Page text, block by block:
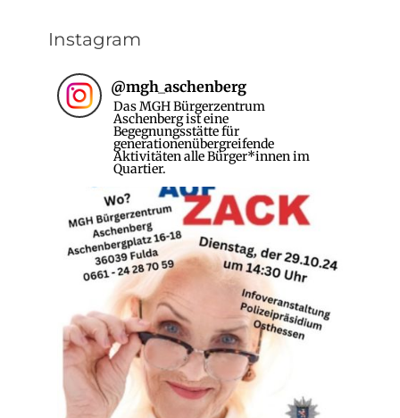
Instagram
@mgh_aschenberg
Das MGH Bürgerzentrum
Aschenberg ist eine
Begegnungsstätte für
generationenübergreifende
Aktivitäten alle Bürger*innen im
Quartier.